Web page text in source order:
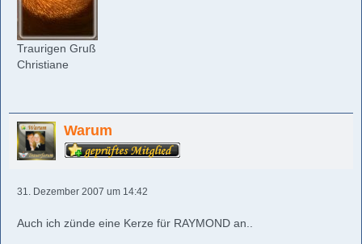
Traurigen Gruß
Christiane
Warum
31. Dezember 2007 um 14:42
Auch ich zünde eine Kerze für RAYMOND an..